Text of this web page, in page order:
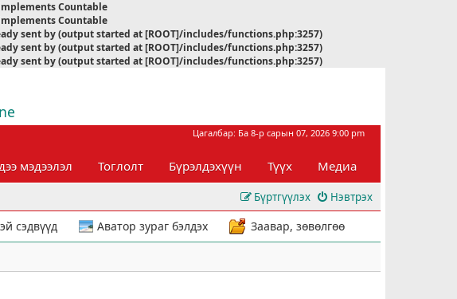
Countable
Countable
sent by (output started at [ROOT]/includes/functions.php:3257)
sent by (output started at [ROOT]/includes/functions.php:3257)
sent by (output started at [ROOT]/includes/functions.php:3257)
Цагалбар: Ба 8-р сарын 07, 2026 9:00 pm
мэдээлэл Тоглолт Бүрэлдэхүүн Түүх Медиа
Нэвтрэх
Бүртгүүлэх
сэдвүүд Аватор зураг бэлдэх Заавар, зөвөлгөө